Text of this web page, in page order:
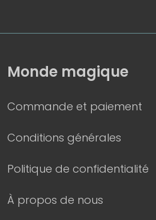
Monde magique
Commande et paiement
Conditions générales
Politique de confidentialité
À propos de nous